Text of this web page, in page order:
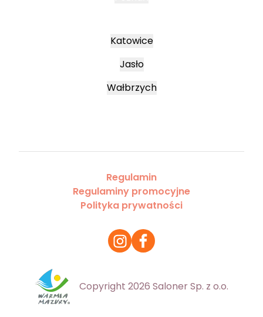
Katowice
Jasło
Wałbrzych
Regulamin
Regulaminy promocyjne
Polityka prywatności
Copyright 2026 Saloner Sp. z o.o.